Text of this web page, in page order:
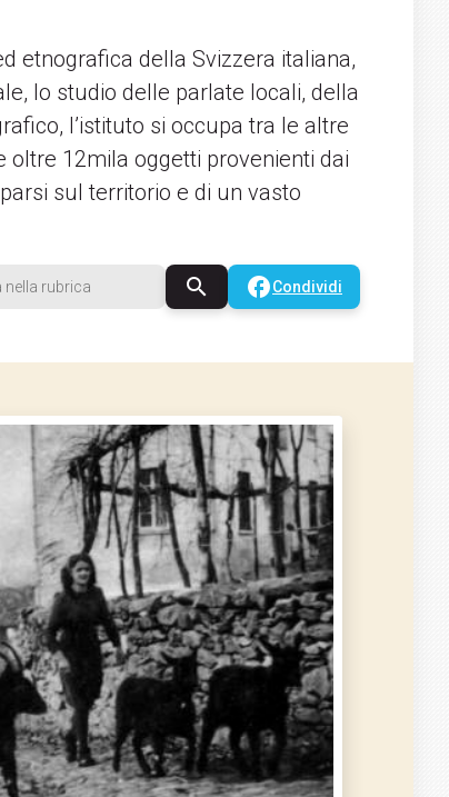
etnografica della Svizzera italiana,
lo studio delle parlate locali, della
l’istituto si occupa tra le altre
12mila oggetti provenienti dai
sul territorio e di un vasto
search facebookCondividi